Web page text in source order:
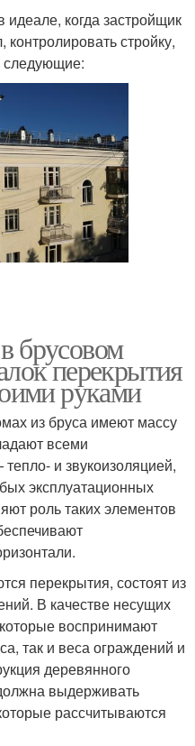
когда застройщик
стройку,
следующие:
брусовом
перекрытия
руками
из бруса имеют массу
всеми
и звукоизоляцией,
эксплуатационных
роль таких элементов
перекрытия, состоят из
В качестве несущих
воспринимают
так и веса ограждений и
деревянного
выдерживать
рассчитываются